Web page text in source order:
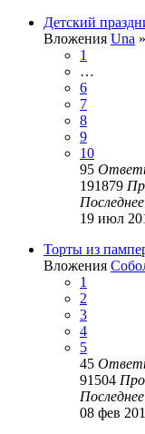
Детский
Вложения Una
1
…
6
7
8
9
10
95
191879
19 июл
Торты из
Вложения
1
2
3
4
5
45
91504
08 фев